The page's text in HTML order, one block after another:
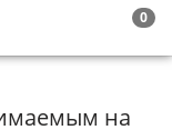
0
на